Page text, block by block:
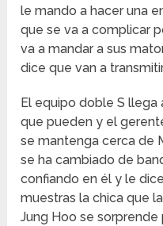
le mando a hacer una
que se va a complicar
va a mandar a sus
dice que van a
El equipo doble S
que pueden y el
se mantenga cerca de
se ha cambiado de
confiando en él y le
muestras la chica que
Jung Hoo se